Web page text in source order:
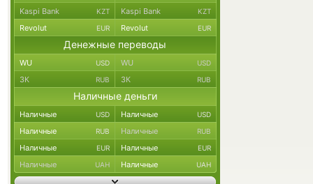
Kaspi Bank KZT Kaspi Bank KZT
Revolut EUR Revolut EUR
Денежные переводы
WU USD WU USD
ЗК RUB ЗК RUB
Наличные деньги
Наличные USD Наличные USD
Наличные RUB Наличные RUB
Наличные EUR Наличные EUR
Наличные UAH Наличные UAH